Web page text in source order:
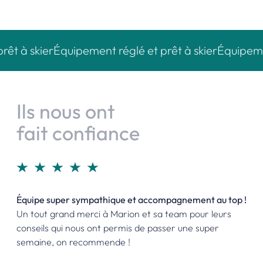
skierÉquipement réglé et prêt à skierÉquipement
Ils nous ont
fait confiance
Excellente expérience !
Équipe super sympathique et accompagnement au top !
Un tout grand merci à Marion et sa team pour leurs
conseils qui nous ont permis de passer une super
semaine, on recommende !
Je recommande vivement cette boutique !